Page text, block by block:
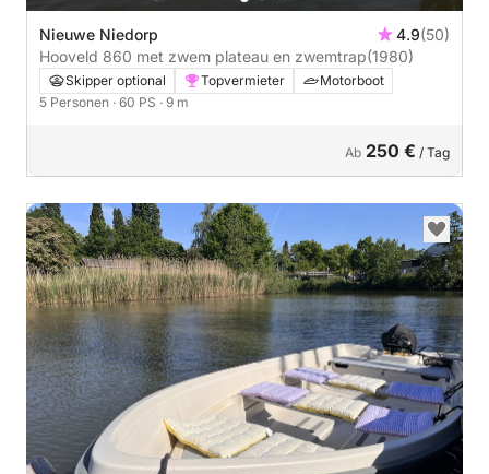
Nieuwe Niedorp 4.9(50)
Hooveld 860 met zwem plateau en zwemtrap(1980)
Skipper optional Topvermieter
Motorboot
5 Personen · 60 PS · 9 m
Ab 250 € / Tag